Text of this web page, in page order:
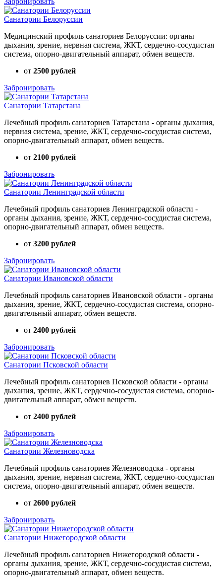
Санатории Белоруссии
Медицинский профиль санаториев Белоруссии: органы
дыхания, зрение, нервная система, ЖКТ, сердечно-сосудистая
система, опорно-двигательный аппарат, обмен веществ.
от 2500 рублей
Забронировать
Санатории Татарстана
Лечебный профиль санаториев Татарстана - органы дыхания,
нервная система, зрение, ЖКТ, сердечно-сосудистая система,
опорно-двигательный аппарат, обмен веществ.
от 2100 рублей
Забронировать
Санатории Ленинградской области
Лечебный профиль санаториев Ленинградской области -
органы дыхания, зрение, ЖКТ, сердечно-сосудистая система,
опорно-двигательный аппарат, обмен веществ.
от 3200 рублей
Забронировать
Санатории Ивановской области
Лечебный профиль санаториев Ивановской области - органы
дыхания, зрение, ЖКТ, сердечно-сосудистая система, опорно-
двигательный аппарат, обмен веществ.
от 2400 рублей
Забронировать
Санатории Псковской области
Лечебный профиль санаториев Псковской области - органы
дыхания, зрение, ЖКТ, сердечно-сосудистая система, опорно-
двигательный аппарат, обмен веществ.
от 2400 рублей
Забронировать
Санатории Железноводска
Лечебный профиль санаториев Железноводска - органы
дыхания, зрение, нервная система, ЖКТ, сердечно-сосудистая
система, опорно-двигательный аппарат, обмен веществ.
от 2600 рублей
Забронировать
Санатории Нижегородской области
Лечебный профиль санаториев Нижегородской области -
органы дыхания, зрение, ЖКТ, сердечно-сосудистая система,
опорно-двигательный аппарат, обмен веществ.